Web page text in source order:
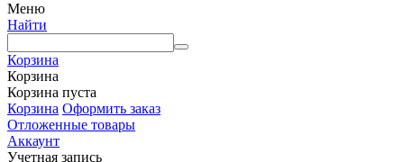
Меню
Найти
Корзина
Корзина
Корзина пуста
Корзина Оформить заказ
Отложенные товары
Аккаунт
Учетная запись